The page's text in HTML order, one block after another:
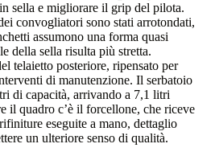
sella e migliorare il grip del pilota.
convogliatori sono stati arrotondati,
assumono una forma quasi
della sella risulta più stretta.
telaietto posteriore, ripensato per
di manutenzione. Il serbatoio
di capacità, arrivando a 7,1 litri
il quadro c’è il forcellone, che riceve
eseguite a mano, dettaglio
un ulteriore senso di qualità.